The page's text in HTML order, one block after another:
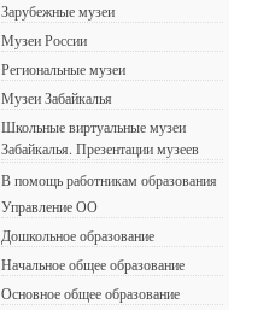
Зарубежные музеи
Музеи России
Региональные музеи
Музеи Забайкалья
Школьные виртуальные музеи
Забайкалья. Презентации музеев
В помощь работникам образования
Управление ОО
Дошкольное образование
Начальное общее образование
Основное общее образование